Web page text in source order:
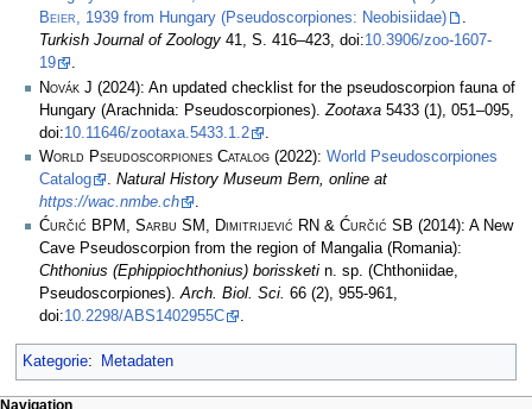
Beier, 1939 from Hungary (Pseudoscorpiones: Neobisiidae)
.
Turkish Journal of Zoology 41, S. 416–423, doi:10.3906/zoo-1607-
19
.
Novák J (2024): An updated checklist for the pseudoscorpion fauna of
Hungary (Arachnida: Pseudoscorpiones). Zootaxa 5433 (1), 051–095,
doi:10.11646/zootaxa.5433.1.2
World Pseudoscorpiones Catalog (2022): World Pseudoscorpiones
Catalog
. Natural History Museum Bern, online at
https://wac.nmbe.ch
.
Ćurčić BPM, Sarbu SM, Dimitrijević RN & Ćurčić SB (2014): A New
Cave Pseudoscorpion from the region of Mangalia (Romania):
Chthonius (Ephippiochthonius) borissketi n. sp. (Chthoniidae,
Pseudoscorpiones).Arch. Biol. Sci. 66 (2), 955-961,
doi:10.2298/ABS1402955C .
Kategorie: Metadaten
Navigation